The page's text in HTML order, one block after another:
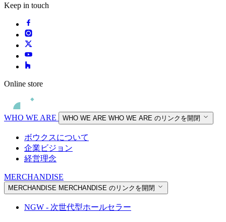
Keep in touch
Online store
WHO WE ARE WHO WE ARE WHO WE ARE のリンクを開閉
ボウクスについて
企業ビジョン
経営理念
MERCHANDISE
MERCHANDISE MERCHANDISE のリンクを開閉
NGW - 次世代型ホールセラー